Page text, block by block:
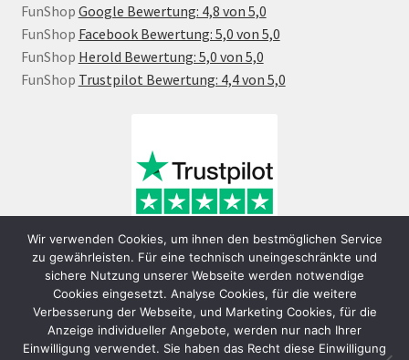
FunShop Google Bewertung: 4,8 von 5,0
FunShop Facebook Bewertung: 5,0 von 5,0
FunShop Herold Bewertung: 5,0 von 5,0
FunShop Trustpilot Bewertung: 4,4 von 5,0
Wir verwenden Cookies, um ihnen den bestmöglichen Service
zu gewährleisten. Für eine technisch uneingeschränkte und
sichere Nutzung unserer Webseite werden notwendige
Cookies eingesetzt. Analyse Cookies, für die weitere
Verbesserung der Webseite, und Marketing Cookies, für die
Anzeige individueller Angebote, werden nur nach Ihrer
Einwilligung verwendet. Sie haben das Recht diese Einwilligung